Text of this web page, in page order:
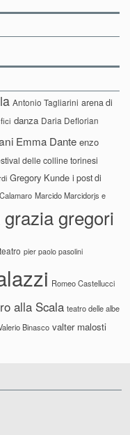
Antonio Tagliarini arena di
danza Daria Deflorian
Emma Dante enzo
delle colline torinesi
Gregory Kunde i post di
Marcido Marcidorjs e
gregori
pier paolo pasolini
Romeo Castellucci
alla Scala teatro delle albe
Binasco valter malosti